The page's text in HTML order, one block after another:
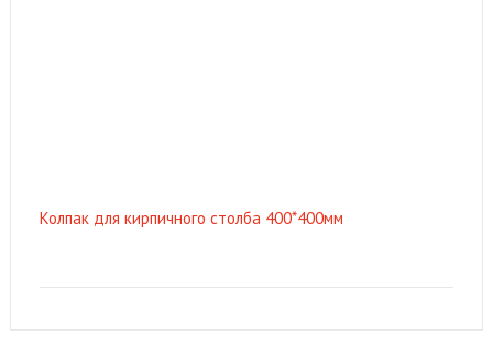
Колпак для кирпичного столба 400*400мм